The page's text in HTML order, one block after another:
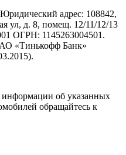
адрес: 108842,
ул, д. 8, помещ. 12/11/12/13
ОГРН: 1145263004501.
АО «Тинькофф Банк»
об указанных
обращайтесь к